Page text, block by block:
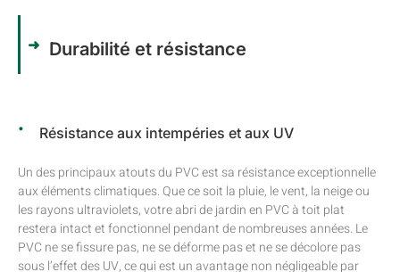
Durabilité et résistance
Résistance aux intempéries et aux UV
Un des principaux atouts du PVC est sa résistance exceptionnelle
aux éléments climatiques. Que ce soit la pluie, le vent, la neige ou
les rayons ultraviolets, votre abri de jardin en PVC à toit plat
restera intact et fonctionnel pendant de nombreuses années. Le
PVC ne se fissure pas, ne se déforme pas et ne se décolore pas
sous l’effet des UV, ce qui est un avantage non négligeable par